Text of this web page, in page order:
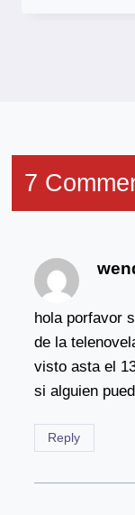
7
hola porfavor
de la
visto asta el
si alguien
Reply